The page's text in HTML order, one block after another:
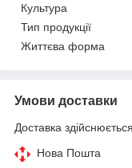
Культура
Тип продукції
Життєва форма
Умови доставки
Доставка
Нова Пошта